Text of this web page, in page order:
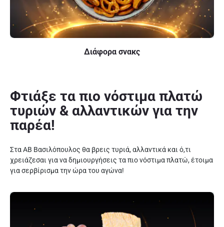
Διάφορα σνακς
Φτιάξε τα πιο νόστιμα πλατώ
τυριών & αλλαντικών για την
παρέα!
Στα ΑΒ Βασιλόπουλος θα βρεις τυριά, αλλαντικά και ό,τι
χρειάζεσαι για να δημιουργήσεις τα πιο νόστιμα πλατώ, έτοιμα
για σερβίρισμα την ώρα του αγώνα!